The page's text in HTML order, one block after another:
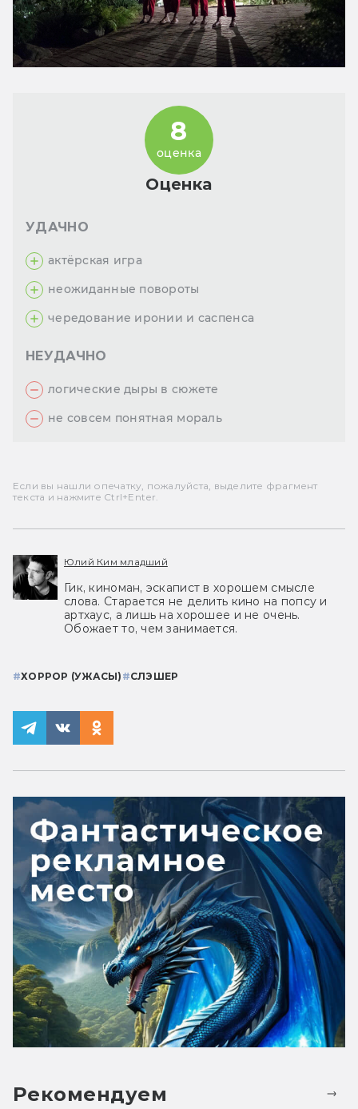
Оценка
8
оценка
УДАЧНО
актёрская игра
неожиданные повороты
чередование иронии и саспенса
НЕУДАЧНО
логические дыры в сюжете
не совсем понятная мораль
Если вы нашли опечатку, пожалуйста, выделите фрагмент
текста и нажмите Ctrl+Enter.
Юлий Ким младший
Гик, киноман, эскапист в хорошем смысле
слова. Старается не делить кино на попсу и
артхаус, а лишь на хорошее и не очень.
Обожает то, чем занимается.
#ХОРРОР (УЖАСЫ) #СЛЭШЕР
Рекомендуем